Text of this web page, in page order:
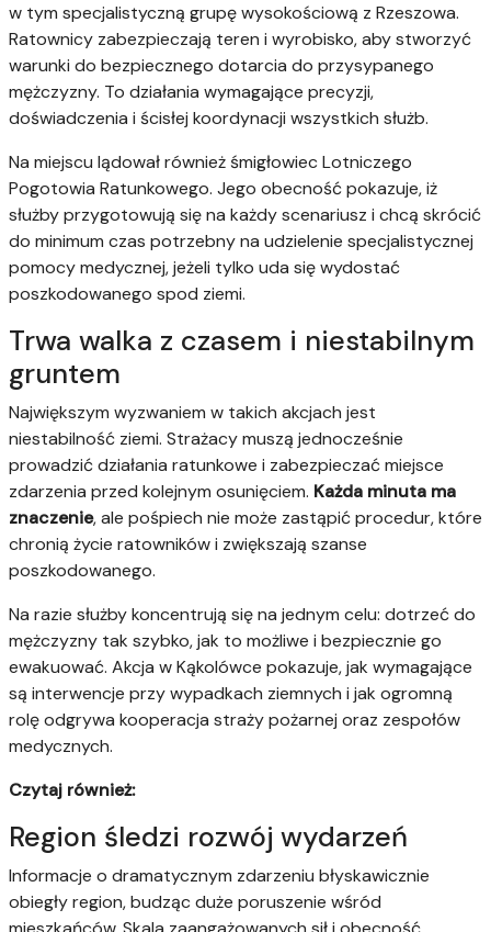
w tym specjalistyczną grupę wysokościową z Rzeszowa.
Ratownicy zabezpieczają teren i wyrobisko, aby stworzyć
warunki do bezpiecznego dotarcia do przysypanego
mężczyzny. To działania wymagające precyzji,
doświadczenia i ścisłej koordynacji wszystkich służb.
Na miejscu lądował również śmigłowiec Lotniczego
Pogotowia Ratunkowego. Jego obecność pokazuje, iż
służby przygotowują się na każdy scenariusz i chcą skrócić
do minimum czas potrzebny na udzielenie specjalistycznej
pomocy medycznej, jeżeli tylko uda się wydostać
poszkodowanego spod ziemi.
Trwa walka z czasem i niestabilnym
gruntem
Największym wyzwaniem w takich akcjach jest
niestabilność ziemi. Strażacy muszą jednocześnie
prowadzić działania ratunkowe i zabezpieczać miejsce
zdarzenia przed kolejnym osunięciem. Każda minuta ma
znaczenie, ale pośpiech nie może zastąpić procedur, które
chronią życie ratowników i zwiększają szanse
poszkodowanego.
Na razie służby koncentrują się na jednym celu: dotrzeć do
mężczyzny tak szybko, jak to możliwe i bezpiecznie go
ewakuować. Akcja w Kąkolówce pokazuje, jak wymagające
są interwencje przy wypadkach ziemnych i jak ogromną
rolę odgrywa kooperacja straży pożarnej oraz zespołów
medycznych.
Czytaj również:
Region śledzi rozwój wydarzeń
Informacje o dramatycznym zdarzeniu błyskawicznie
obiegły region, budząc duże poruszenie wśród